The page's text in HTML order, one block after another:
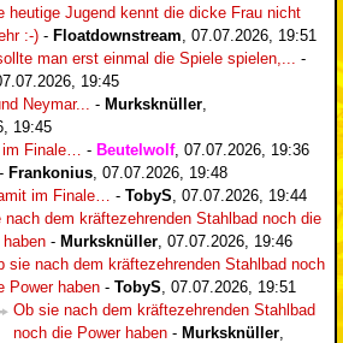
heutige Jugend kennt die dicke Frau nicht
:-) - Floatdownstream 07.07.2026, 19:51
man erst einmal die Spiele spielen,...
-
19:45
Neymar...
- Murksknüller
19:45
Finale…
- Beutelwolf, 07.07.2026, 19:36
- Frankonius 07.07.2026, 19:48
im Finale…
- TobyS 07.07.2026, 19:44
nach dem kräftezehrenden Stahlbad noch die
haben - Murksknüller 07.07.2026, 19:46
sie nach dem kräftezehrenden Stahlbad noch
Power haben - TobyS 07.07.2026, 19:51
Ob sie nach dem kräftezehrenden Stahlbad
noch die Power haben - Murksknüller